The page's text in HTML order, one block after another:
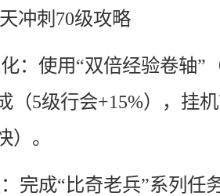
冲刺70级攻略
：使用“双倍经验卷轴”
（5级行会+15%），挂
）。
完成“比奇老兵”系列任